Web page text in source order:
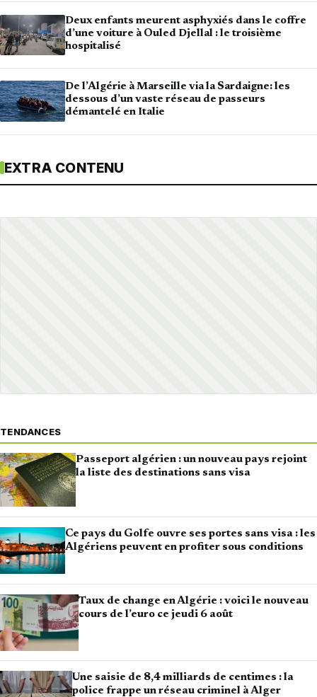
Deux enfants meurent asphyxiés dans le coffre
d’une voiture à Ouled Djellal : le troisième
hospitalisé
De l’Algérie à Marseille via la Sardaigne: les
dessous d’un vaste réseau de passeurs
démantelé en Italie
EXTRA CONTENU
TENDANCES
Passeport algérien : un nouveau pays rejoint
la liste des destinations sans visa
Ce pays du Golfe ouvre ses portes sans visa : les
Algériens peuvent en profiter sous conditions
Taux de change en Algérie : voici le nouveau
cours de l’euro ce jeudi 6 août
Une saisie de 8,4 milliards de centimes : la
police frappe un réseau criminel à Alger